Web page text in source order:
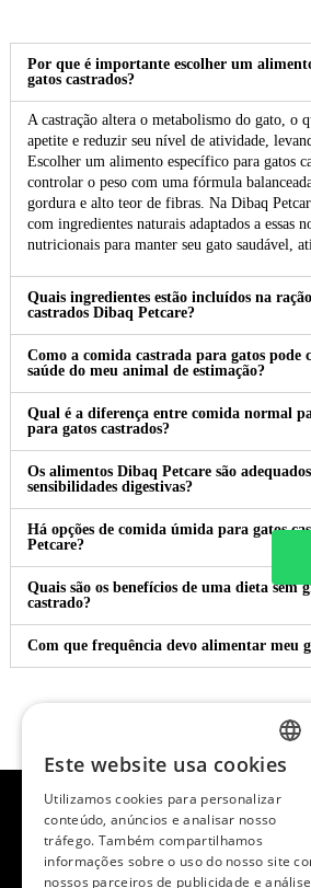
Por que é importante escolher um
gatos castrados?
A castração altera o metabolismo do gato, o
apetite e reduzir seu nível de atividade,
Escolher um alimento específico para gatos
controlar o peso com uma fórmula
gordura e alto teor de fibras. Na Dibaq
com ingredientes naturais adaptados a essas
nutricionais para manter seu gato saudável,
Quais ingredientes estão incluídos na
castrados Dibaq Petcare?
Como a comida castrada para gatos
saúde do meu animal de estimação?
Qual é a diferença entre comida normal
para gatos castrados?
Os alimentos Dibaq Petcare são
sensibilidades digestivas?
Há opções de comida úmida para gatos
Petcare?
Quais são os benefícios de uma dieta sem
castrado?
Com que frequência devo alimentar meu
SPANISH
ENGLISH
Este website usa cookies
Utilizamos cookies para personalizar
conteúdo, anúncios e analisar nosso
tráfego. Também compartilhamos
informações sobre o uso do nosso site
nossos parceiros de publicidade e